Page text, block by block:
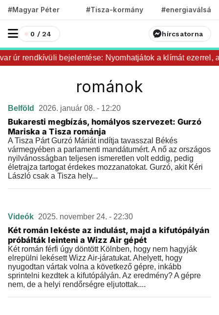
#Magyar Péter #Tisza-kormány #energiaválság
0 / 24 hírcsatorna
úr rendkívüli bejelentése: Nyomhatjátok a klímát ezerrel,
románok
Belföld 2026. január 08. - 12:20
Bukaresti megbízás, homályos szervezet: Gurzó
Mariska a Tisza románja
A Tisza Párt Gurzó Máriát indítja tavasszal Békés
vármegyében a parlamenti mandátumért. A nő az országos
nyilvánosságban teljesen ismeretlen volt eddig, pedig
életrajza tartogat érdekes mozzanatokat. Gurzó, akit Kéri
László csak a Tisza hely...
Videók 2025. november 24. - 22:30
Két román lekéste az indulást, majd a kifutópályán
próbálták leinteni a Wizz Air gépét
Két román férfi úgy döntött Kölnben, hogy nem hagyják
elrepülni lekésett Wizz Air-járatukat. Ahelyett, hogy
nyugodtan vártak volna a következő gépre, inkább
sprintelni kezdtek a kifutópályán. Az eredmény? A gépre
nem, de a helyi rendőrségre eljutottak....